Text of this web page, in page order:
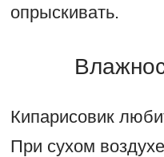
опрыскивать.
Кипарисовик
При сухом